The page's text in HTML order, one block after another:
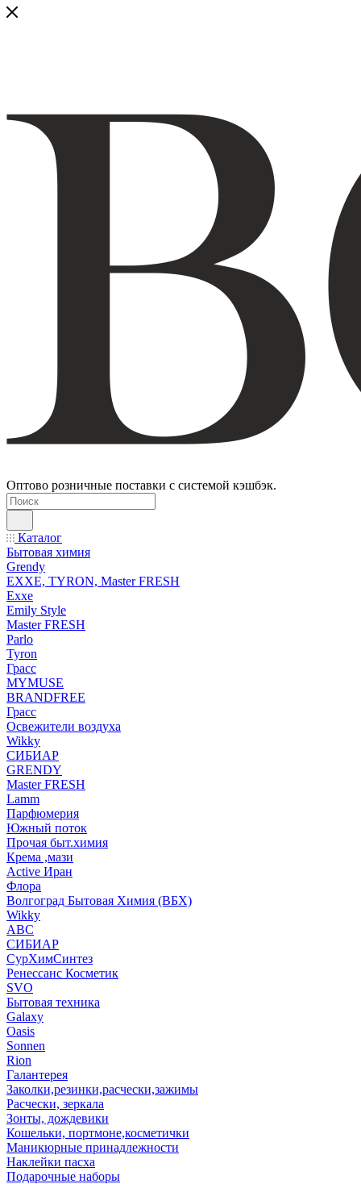
Оптово розничные поставки с системой кэшбэк.
Каталог
Бытовая химия
Grendy
EXXE, TYRON, Master FRESH
Exxe
Emily Style
Master FRESH
Parlo
Tyron
Грасс
MYMUSE
BRANDFREE
Грасс
Освежители воздуха
Wikky
СИБИАР
GRENDY
Master FRESH
Lamm
Парфюмерия
Южный поток
Прочая быт.химия
Крема ,мази
Аctive Иран
Флора
Волгоград Бытовая Химия (ВБХ)
Wikky
АВС
СИБИАР
СурХимСинтез
Ренессанс Косметик
SVO
Бытовая техника
Galaxy
Oasis
Sonnen
Rion
Галантерея
Заколки,резинки,расчески,зажимы
Расчески, зеркала
Зонты, дождевики
Кошельки, портмоне,косметички
Маникюрные принадлежности
Наклейки пасха
Подарочные наборы